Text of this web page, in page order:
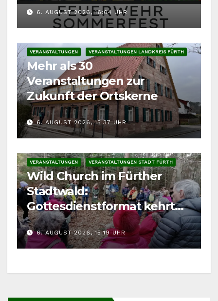
6. AUGUST 2026, 16:04 UHR
VERANSTALTUNGEN VERANSTALTUNGEN LANDKREIS FÜRTH
Mehr als 30
Veranstaltungen zur
Zukunft der Ortskerne
6. AUGUST 2026, 15:37 UHR
VERANSTALTUNGEN VERANSTALTUNGEN STADT FÜRTH
Wild Church im Fürther
Stadtwald:
Gottesdienstformat kehrt
im August zurück
6. AUGUST 2026, 15:19 UHR